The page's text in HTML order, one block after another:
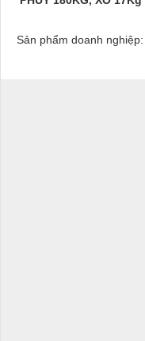
Sản phẩm doanh nghiệp: